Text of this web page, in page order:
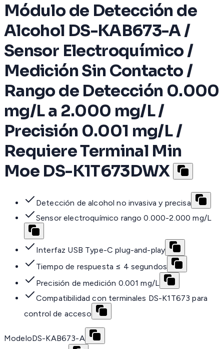
Módulo de Detección de
Alcohol DS-KAB673-A /
Sensor Electroquímico /
Medición Sin Contacto /
Rango de Detección 0.000
mg/L a 2.000 mg/L /
Precisión 0.001 mg/L /
Requiere Terminal Min
Moe DS-K1T673DWX
Detección de alcohol no invasiva y precisa
Sensor electroquímico rango 0.000-2.000 mg/L
Interfaz USB Type-C plug-and-play
Tiempo de respuesta ≤ 4 segundos
Precisión de medición 0.001 mg/L
Compatibilidad con terminales DS-K1T673 para
control de acceso
ModeloDS-KAB673-A